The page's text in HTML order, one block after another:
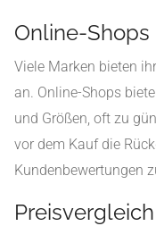
Online-Shops
Viele Marken bieten
an. Online-Shops
und Größen, oft zu
vor dem Kauf die
Kundenbewertungen
Preisvergleich